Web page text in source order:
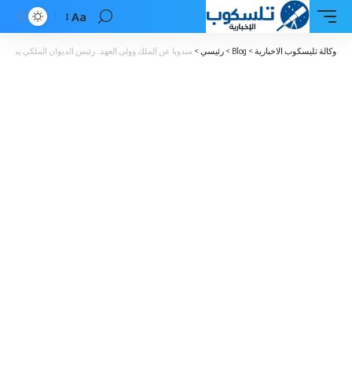
Font
Resizer
Aa
وكالة تليسكوب الاخبارية >
Blog
> رئيسي > مندوبا عن الملك وولي العهد.. رئيس الديوان الملكي